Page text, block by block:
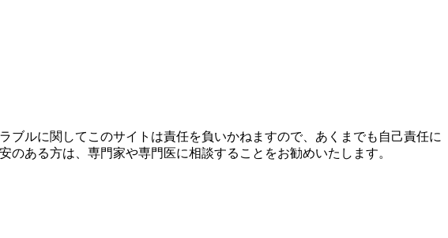
ルに関してこのサイトは責任を負いかねますので、あくまでも自己責任に
ある方は、専門家や専門医に相談することをお勧めいたします。